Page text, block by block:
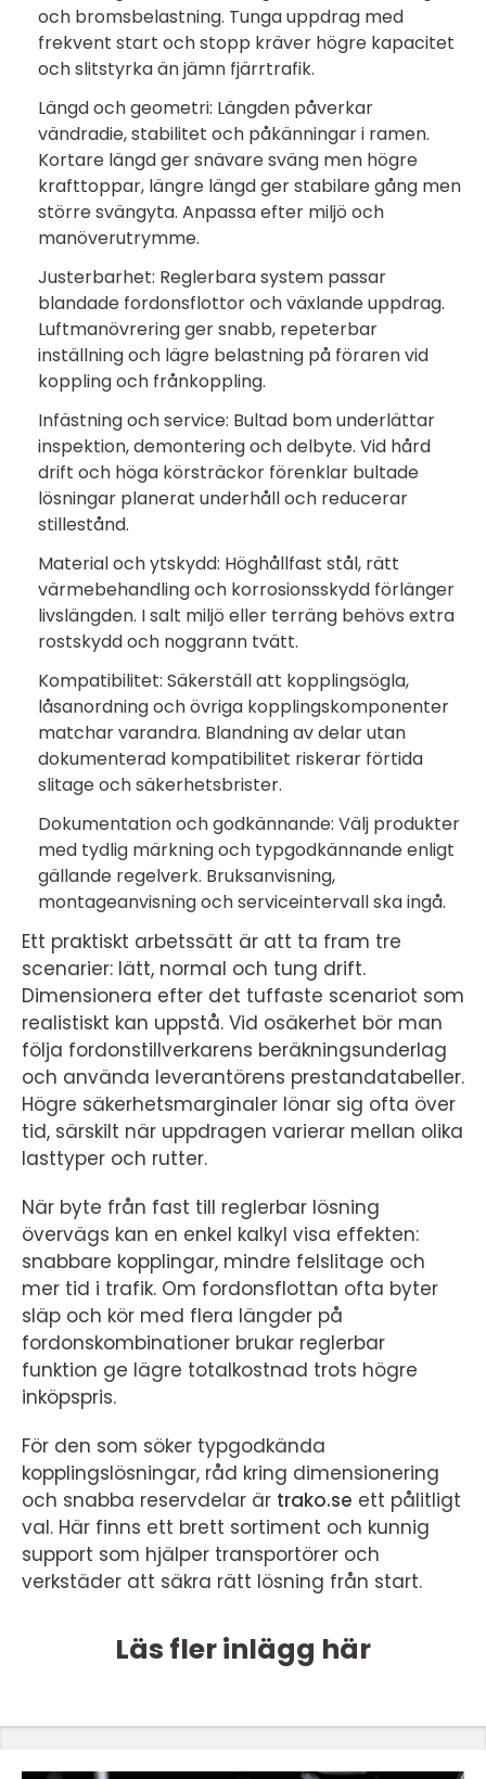
och bromsbelastning. Tunga uppdrag med
frekvent start och stopp kräver högre kapacitet
och slitstyrka än jämn fjärrtrafik.
Längd och geometri: Längden påverkar
vändradie, stabilitet och påkänningar i ramen.
Kortare längd ger snävare sväng men högre
krafttoppar, längre längd ger stabilare gång men
större svängyta. Anpassa efter miljö och
manöverutrymme.
Justerbarhet: Reglerbara system passar
blandade fordonsflottor och växlande uppdrag.
Luftmanövrering ger snabb, repeterbar
inställning och lägre belastning på föraren vid
koppling och frånkoppling.
Infästning och service: Bultad bom underlättar
inspektion, demontering och delbyte. Vid hård
drift och höga körsträckor förenklar bultade
lösningar planerat underhåll och reducerar
stillestånd.
Material och ytskydd: Höghållfast stål, rätt
värmebehandling och korrosionsskydd förlänger
livslängden. I salt miljö eller terräng behövs extra
rostskydd och noggrann tvätt.
Kompatibilitet: Säkerställ att kopplingsögla,
låsanordning och övriga kopplingskomponenter
matchar varandra. Blandning av delar utan
dokumenterad kompatibilitet riskerar förtida
slitage och säkerhetsbrister.
Dokumentation och godkännande: Välj produkter
med tydlig märkning och typgodkännande enligt
gällande regelverk. Bruksanvisning,
montageanvisning och serviceintervall ska ingå.
Ett praktiskt arbetssätt är att ta fram tre
scenarier: lätt, normal och tung drift.
Dimensionera efter det tuffaste scenariot som
realistiskt kan uppstå. Vid osäkerhet bör man
följa fordonstillverkarens beräkningsunderlag
och använda leverantörens prestandatabeller.
Högre säkerhetsmarginaler lönar sig ofta över
tid, särskilt när uppdragen varierar mellan olika
lasttyper och rutter.
När byte från fast till reglerbar lösning
övervägs kan en enkel kalkyl visa effekten:
snabbare kopplingar, mindre felslitage och
mer tid i trafik. Om fordonsflottan ofta byter
släp och kör med flera längder på
fordonskombinationer brukar reglerbar
funktion ge lägre totalkostnad trots högre
inköpspris.
För den som söker typgodkända
kopplingslösningar, råd kring dimensionering
och snabba reservdelar är trako.se ett pålitligt
val. Här finns ett brett sortiment och kunnig
support som hjälper transportörer och
verkstäder att säkra rätt lösning från start.
Läs fler inlägg här